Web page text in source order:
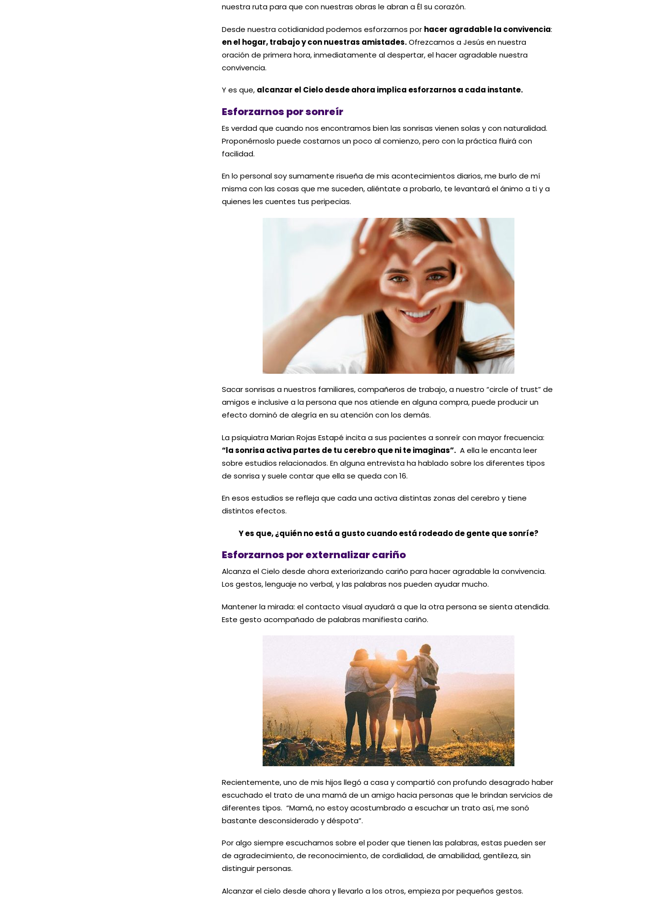
nuestra ruta para que con nuestras obras le abran a Él su corazón.
Desde nuestra cotidianidad podemos esforzarnos por hacer agradable la convivencia:
en el hogar, trabajo y con nuestras amistades.Ofrezcamos a Jesús en nuestra
oración de primera hora, inmediatamente al despertar, el hacer agradable nuestra
convivencia.
Y es que, alcanzar el Cielo desde ahora implica esforzarnos a cada instante.
Esforzarnos por sonreír
Es verdad que cuando nos encontramos bien las sonrisas vienen solas y con naturalidad.
Proponérnoslo puede costarnos un poco al comienzo, pero con la práctica fluirá con
facilidad.
En lo personal soy sumamente risueña de mis acontecimientos diarios, me burlo de mí
misma con las cosas que me suceden, aliéntate a probarlo, te levantará el ánimo a ti y a
quienes les cuentes tus peripecias.
Sacar sonrisas a nuestros familiares, compañeros de trabajo, a nuestro “circle of trust” de
amigos e inclusive a la persona que nos atiende en alguna compra, puede producir un
efecto dominó de alegría en su atención con los demás.
La psiquiatra Marian Rojas Estapé incita a sus pacientes a sonreír con mayor frecuencia:
“la sonrisa activa partes de tu cerebro que ni te imaginas”.A ella le encanta leer
sobre estudios relacionados. En alguna entrevista ha hablado sobre los diferentes tipos
de sonrisa y suele contar que ella se queda con 16.
En esos estudios se refleja que cada una activa distintas zonas del cerebro y tiene
distintos efectos.
Y es que, ¿quién no está a gusto cuando está rodeado de gente que sonríe?
Esforzarnos por externalizar cariño
Alcanza el Cielo desde ahora exteriorizando cariño para hacer agradable la convivencia.
Los gestos, lenguaje no verbal, y las palabras nos pueden ayudar mucho.
Mantener la mirada: el contacto visual ayudará a que la otra persona se sienta atendida.
Este gesto acompañado de palabras manifiesta cariño.
Recientemente, uno de mis hijos llegó a casa y compartió con profundo desagrado haber
escuchado el trato de una mamá de un amigo hacia personas que le brindan servicios de
diferentes tipos. “Mamá, no estoy acostumbrado a escuchar un trato así, me sonó
bastante desconsiderado y déspota”.
Por algo siempre escuchamos sobre el poder que tienen las palabras, estas pueden ser
de agradecimiento, de reconocimiento, de cordialidad, de amabilidad, gentileza, sin
distinguir personas.
Alcanzar el cielo desde ahora y llevarlo a los otros, empieza por pequeños gestos.